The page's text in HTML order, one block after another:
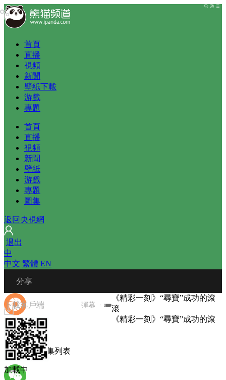
首頁
直播
視頻
新聞
壁紙下載
游戲
專題
首頁
直播
視頻
新聞
壁紙
游戲
專題
圖集
返回央視網
退出
中
中文 繁體 EN
分享
微信朋友圈
下載客戶端 彈幕
《精彩一刻》“尋寶”成功的滾
滾
《精彩一刻》“尋寶”成功的滾
滾
播放列表
圖文選集 選集列表
加載中